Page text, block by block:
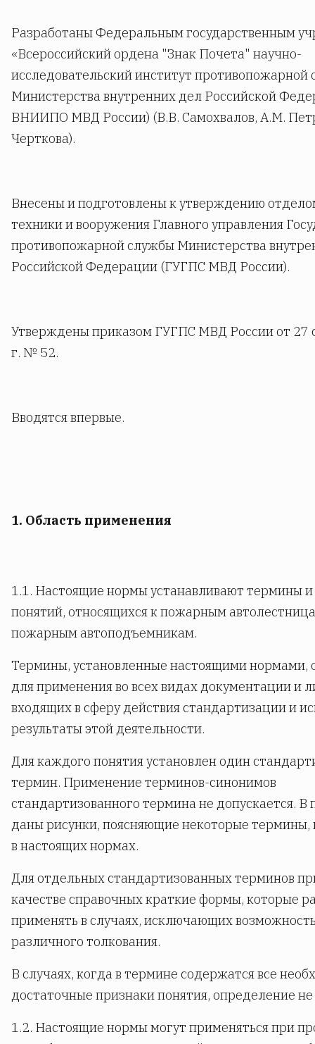
Разработаны Федеральным государственным
«Всероссийский ордена "Знак Почета" научно-
исследовательский институт противопожарной
Министерства внутренних дел Российской
ВНИИПО МВД России) (В.В. Самохвалов, А.М.
Черткова).
Внесены и подготовлены к утверждению
техники и вооружения Главного управления
противопожарной службы Министерства
Российской Федерации (ГУГПС МВД России).
Утверждены приказом ГУГПС МВД России от 27
г. № 52.
Вводятся впервые.
1. Область применения
1.1. Настоящие нормы устанавливают термины
понятий, относящихся к пожарным
пожарным автоподъемникам.
Термины, установленные настоящими нормами,
для применения во всех видах документации и
входящих в сферу действия стандартизации и
результаты этой деятельности.
Для каждого понятия установлен один
термин. Применение терминов-синонимов
стандартизованного термина не допускается.
даны рисунки, поясняющие некоторые
в настоящих нормах.
Для отдельных стандартизованных терминов
качестве справочных краткие формы, которые
применять в случаях, исключающих
различного толкования.
В случаях, когда в термине содержатся все
достаточные признаки понятия, определение
1.2. Настоящие нормы могут применяться при